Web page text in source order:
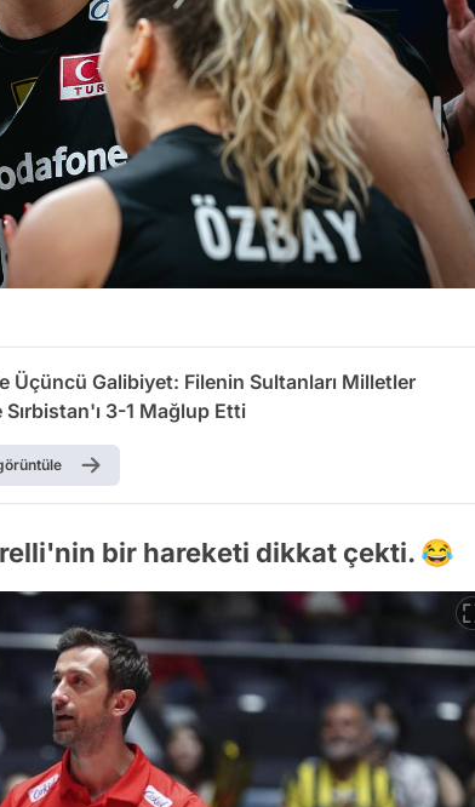
Üçüncü Galibiyet: Filenin Sultanları Milletler
3-1 Mağlup Etti
bir hareketi dikkat çekti. 😂